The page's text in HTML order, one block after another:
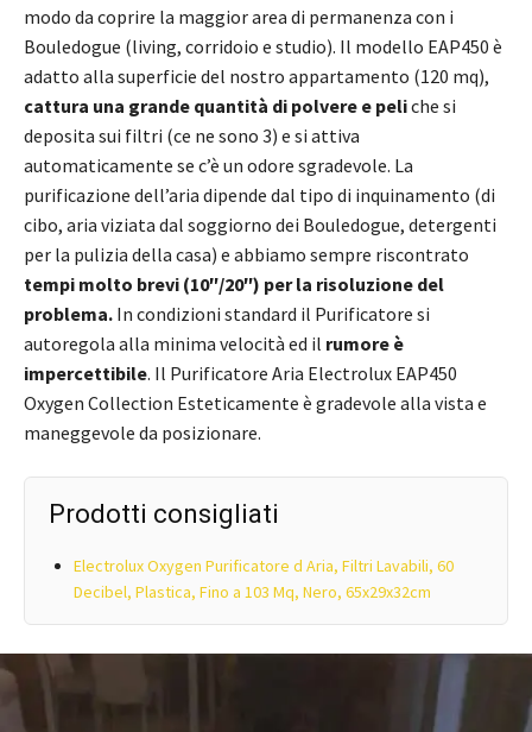
modo da coprire la maggior area di permanenza con i
Bouledogue (living, corridoio e studio). Il modello EAP450 è
adatto alla superficie del nostro appartamento (120 mq),
cattura una grande quantità di polvere e peliche si
deposita sui filtri (ce ne sono 3) e si attiva
automaticamente se c’è un odore sgradevole. La
purificazione dell’aria dipende dal tipo di inquinamento (di
cibo, aria viziata dal soggiorno dei Bouledogue, detergenti
per la pulizia della casa) e abbiamo sempre riscontrato
tempi molto brevi (10″/20″) per la risoluzione del
problema. In condizioni standard il Purificatore si
autoregola alla minima velocità ed il rumore è
impercettibile. Il Purificatore Aria Electrolux EAP450
Oxygen Collection Esteticamente è gradevole alla vista e
maneggevole da posizionare.
Prodotti consigliati
Electrolux Oxygen Purificatore d Aria, Filtri Lavabili, 60
Decibel, Plastica, Fino a 103 Mq, Nero, 65x29x32cm